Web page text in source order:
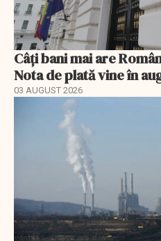
Câți bani mai are
Nota de plată vine în
03 AUGUST 2026